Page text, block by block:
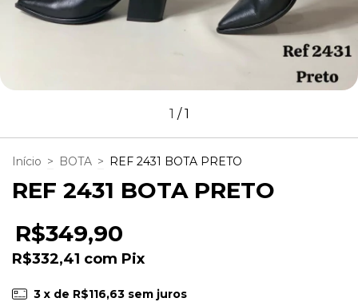
1 /1
Início > BOTA > REF 2431 BOTA PRETO
REF 2431 BOTA PRETO
R$349,90
R$332,41 com Pix
3 x de R$116,63 sem juros